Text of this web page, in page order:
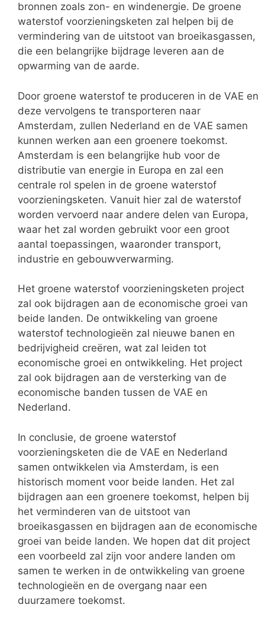
bronnen zoals zon- en windenergie. De groene
waterstof voorzieningsketen zal helpen bij de
vermindering van de uitstoot van broeikasgassen,
die een belangrijke bijdrage leveren aan de
opwarming van de aarde.
Door groene waterstof te produceren in de VAE en
deze vervolgens te transporteren naar
Amsterdam, zullen Nederland en de VAE samen
kunnen werken aan een groenere toekomst.
Amsterdam is een belangrijke hub voor de
distributie van energie in Europa en zal een
centrale rol spelen in de groene waterstof
voorzieningsketen. Vanuit hier zal de waterstof
worden vervoerd naar andere delen van Europa,
waar het zal worden gebruikt voor een groot
aantal toepassingen, waaronder transport,
industrie en gebouwverwarming.
Het groene waterstof voorzieningsketen project
zal ook bijdragen aan de economische groei van
beide landen. De ontwikkeling van groene
waterstof technologieën zal nieuwe banen en
bedrijvigheid creëren, wat zal leiden tot
economische groei en ontwikkeling. Het project
zal ook bijdragen aan de versterking van de
economische banden tussen de VAE en
Nederland.
In conclusie, de groene waterstof
voorzieningsketen die de VAE en Nederland
samen ontwikkelen via Amsterdam, is een
historisch moment voor beide landen. Het zal
bijdragen aan een groenere toekomst, helpen bij
het verminderen van de uitstoot van
broeikasgassen en bijdragen aan de economische
groei van beide landen. We hopen dat dit project
een voorbeeld zal zijn voor andere landen om
samen te werken in de ontwikkeling van groene
technologieën en de overgang naar een
duurzamere toekomst.